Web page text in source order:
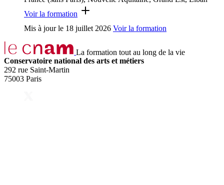
Voir la formation
Mis à jour le 18 juillet 2026 Voir la formation
La formation tout au long de la vie
Conservatoire national des arts et métiers
292 rue Saint-Martin
75003 Paris